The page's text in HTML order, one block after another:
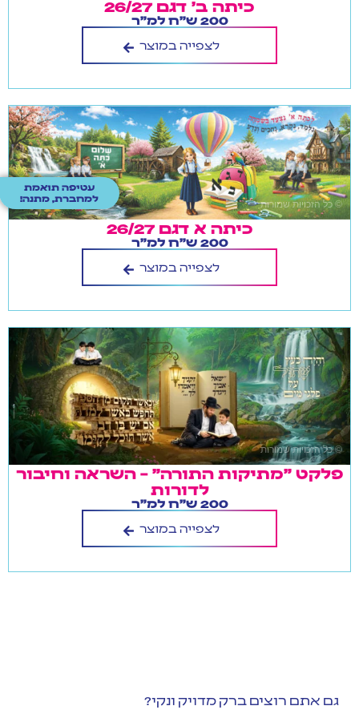
כיתה ב' דגם 26/27
200 ש"ח למ"ר
לצפייה במוצר
עטיפה תואמת
למחברת, מתנה!
כיתה א דגם 26/27
200 ש"ח למ"ר
לצפייה במוצר
פלקט "מתיקות התורה" – השראה וחיבור
לדורות
200 ש"ח למ"ר
לצפייה במוצר
גם אתם רוצים ברק מדויק ונקי?